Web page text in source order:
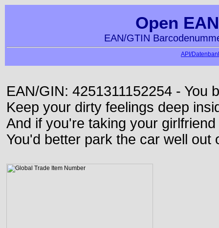
Open
EAN/GTIN
API/
EAN/GIN: 4251311152254 - You
Keep your dirty feelings deep
And if you're taking your
You'd better park the car well out